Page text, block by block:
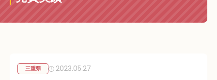
三重県 2023.05.27